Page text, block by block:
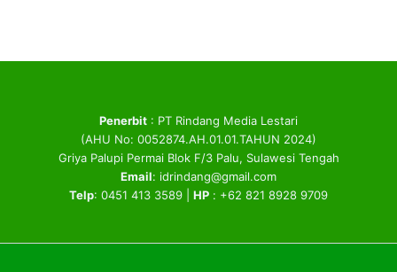
Penerbit : PT Rindang Media Lestari
(AHU No: 0052874.AH.01.01.TAHUN 2024)
Griya Palupi Permai Blok F/3 Palu, Sulawesi Tengah
Email: idrindang@gmail.com
Telp: 0451 413 3589 | HP : +62 821 8928 9709